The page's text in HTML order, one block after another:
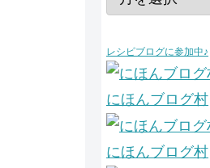
レシピブログに参加中♪
にほんブログ村
にほんブログ村